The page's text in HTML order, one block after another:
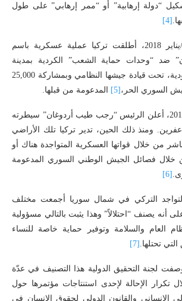
“دولة إرهابية” أو “ممر إرهابي” على طول
[4]
في 19 كانون الثاني/يناير 2018، أطلقت تركيا عملية عسكرية باسم
ضد “وحدات حماية الشعب” الكردية بمدينة
عفرين السورية الحدودية، تحت قيادة جيشها النظامي وبمشاركة 25,000
السوري الحر،[5] المدعومة من قبلها.
وفي 18 آذار/مارس 2018، أعلن الرئيس “رجب طيب أردوغان” سيطرته
ومنذ ذلك الحين، تدير تركيا تلك الأراضي
من خلال قواتها العسكرية المتواجدة هناك أو
فصائل الجيش الوطني السوري المدعومة
[6]
التركي في شمال سوريا أجمعت مختلف
أنه يصنف “احتلالاً” وهذا يثبت بالتالي مسؤولية
العام والسلامة وتوفير حماية خاصة للنساء
تحتلها. [7]
لجنة التحقيق الدولية هذا التصنيف في عدّة
تكرار الإحالة لإحدى استنتاجات مؤتمرها حول
الإنساني والقانون الدولي لحقوق الإنسان في